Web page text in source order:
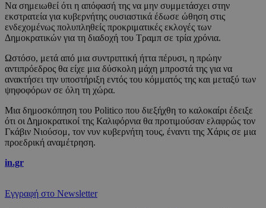
Να σημειωθεί ότι η απόφασή της να μην συμμετάσχει στην
εκστρατεία για κυβερνήτης ουσιαστικά έδωσε ώθηση στις
ενδεχομένως πολυπληθείς προκριματικές εκλογές των
Δημοκρατικών για τη διαδοχή του Τραμπ σε τρία χρόνια.
Ωστόσο, μετά από μια συντριπτική ήττα πέρυσι, η πρώην
αντιπρόεδρος θα είχε μια δύσκολη μάχη μπροστά της για να
ανακτήσει την υποστήριξη εντός του κόμματός της και μεταξύ των
ψηφοφόρων σε όλη τη χώρα.
Μια δημοσκόπηση του Politico που διεξήχθη το καλοκαίρι έδειξε
ότι οι Δημοκρατικοί της Καλιφόρνια θα προτιμούσαν ελαφρώς τον
Γκάβιν Νιούσομ, τον νυν κυβερνήτη τους, έναντι της Χάρις σε μια
προεδρική αναμέτρηση.
in.gr
Εγγραφή στο Newsletter